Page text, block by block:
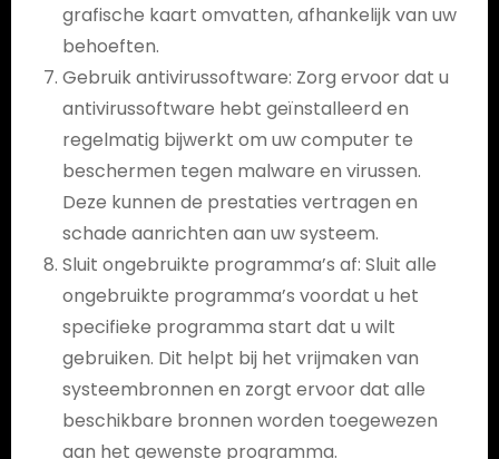
grafische kaart omvatten, afhankelijk van uw
behoeften.
Gebruik antivirussoftware: Zorg ervoor dat u
antivirussoftware hebt geïnstalleerd en
regelmatig bijwerkt om uw computer te
beschermen tegen malware en virussen.
Deze kunnen de prestaties vertragen en
schade aanrichten aan uw systeem.
Sluit ongebruikte programma’s af: Sluit alle
ongebruikte programma’s voordat u het
specifieke programma start dat u wilt
gebruiken. Dit helpt bij het vrijmaken van
systeembronnen en zorgt ervoor dat alle
beschikbare bronnen worden toegewezen
aan het gewenste programma.